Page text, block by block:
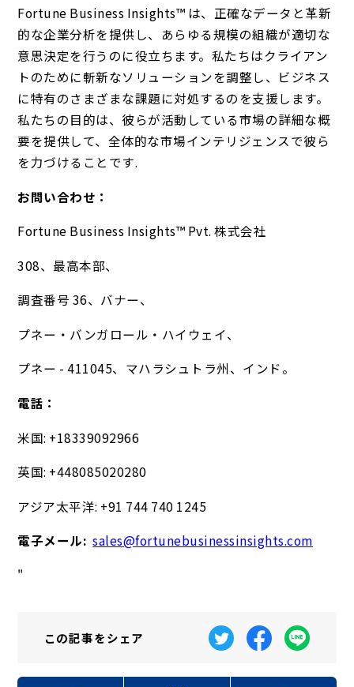
Fortune Business Insights™ は、正確なデータと革新
的な企業分析を提供し、あらゆる規模の組織が適切な
意思決定を行うのに役立ちます。私たちはクライアン
トのために斬新なソリューションを調整し、ビジネス
に特有のさまざまな課題に対処するのを支援します。
私たちの目的は、彼らが活動している市場の詳細な概
要を提供して、全体的な市場インテリジェンスで彼ら
を力づけることです.
お問い合わせ：
Fortune Business Insights™ Pvt. 株式会社
308、最高本部、
調査番号 36、バナー、
プネー・バンガロール・ハイウェイ、
プネー - 411045、マハラシュトラ州、インド。
電話：
米国: +18339092966
英国: +448085020280
アジア太平洋: +91 744 740 1245
電子メール: sales@fortunebusinessinsights.com
"
この記事をシェア